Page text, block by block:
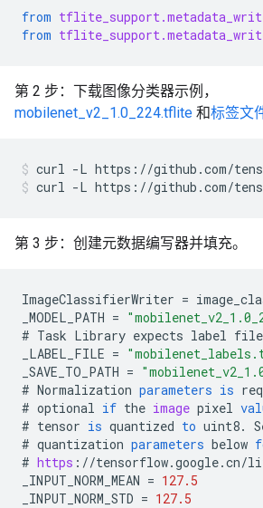
from
from
第 2 步：下载图像分类器示例，
mobilenet_v2_1.0_224.tflite 和标签文
curl -L https://github.com/
curl -L https://github.com/
第 3 步：创建元数据编写器并填充。
ImageClassifierWriter =
_MODEL_PATH =
# Task Library expects label
_LABEL_FILE =
_SAVE_TO_PATH =
# Normalization parameters is
# optional if the image pixel
# tensor is quantized to uint8.
# quantization parameters below
# https : //tensorflow.google.cn/
_INPUT_NORM_MEAN = 127.5
_INPUT_NORM_STD = 127.5